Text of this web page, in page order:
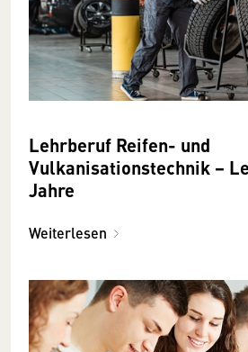
Lehrberuf Reifen- und
Vulkanisationstechnik −
Jahre
Weiterlesen